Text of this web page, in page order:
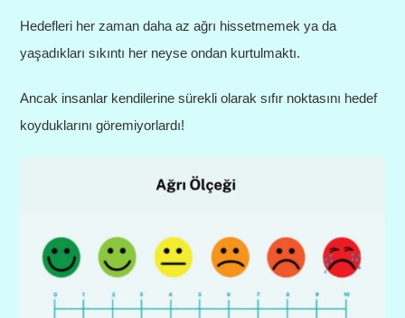
Hedefleri her zaman daha az ağrı hissetmemek ya da
yaşadıkları sıkıntı her neyse ondan kurtulmaktı.
Ancak insanlar kendilerine sürekli olarak sıfır noktasını hedef
koyduklarını göremiyorlardı!